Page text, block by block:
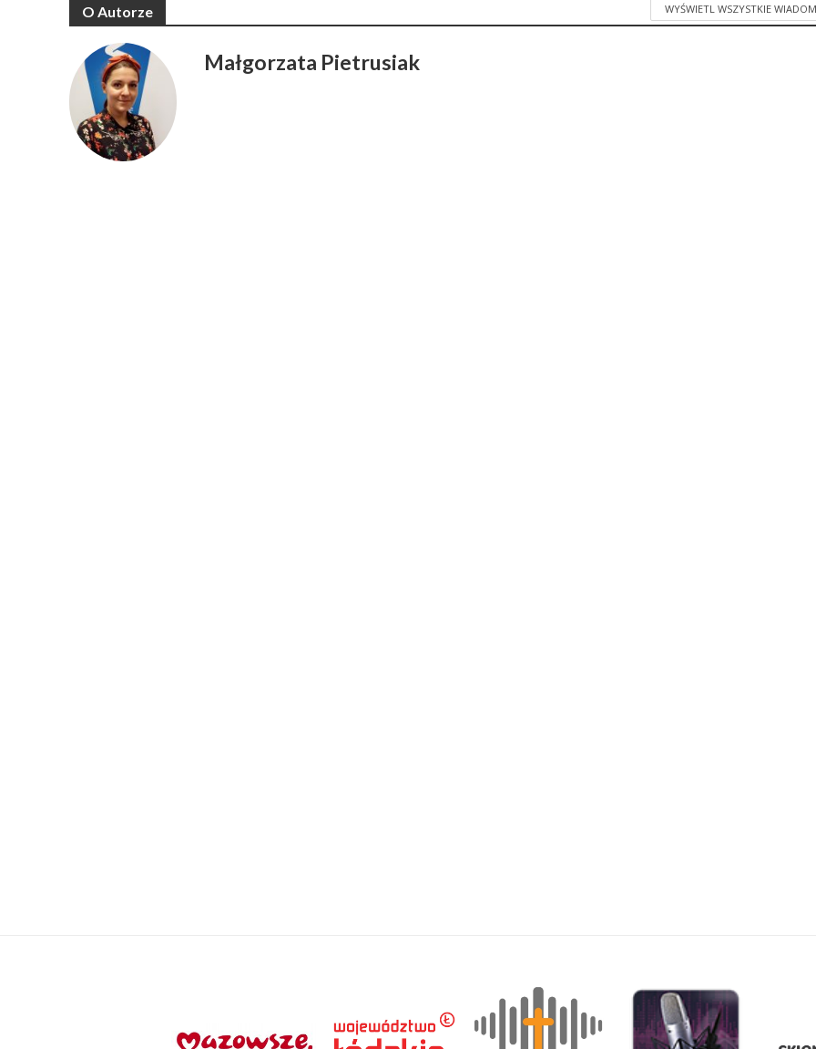
O Autorze WYŚWIETL WSZYSTKIE
Małgorzata Pietrusiak